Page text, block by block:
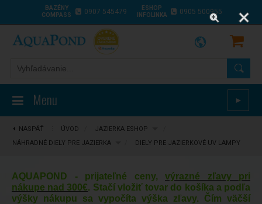
BAZÉNY
COMPASS
0907 545479
ESHOP
INFOLINKA
0905 500955
Menu ►
NASPÄŤ ÚVOD JAZIERKA ESHOP
NÁHRADNÉ DIELY PRE JAZIERKA
DIELY PRE JAZIERKOVÉ UV LAMPY
AQUAPOND - prijateľné ceny, výrazné zľavy pri
nákupe nad 300€. Stačí vložiť tovar do košíka a podľa
výšky nákupu sa vypočíta výška zľavy. Čím väčší